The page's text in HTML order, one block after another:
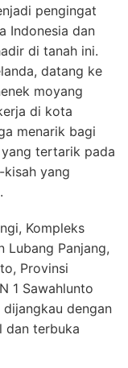
pengingat
Indonesia dan
di tanah ini.
datang ke
moyang
di kota
menarik bagi
tertarik pada
yang
Kompleks
Lubang Panjang,
Provinsi
1 Sawahlunto
dengan
dan terbuka